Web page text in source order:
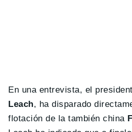
En una entrevista, el
Leach, ha disparado
flotación de la también china